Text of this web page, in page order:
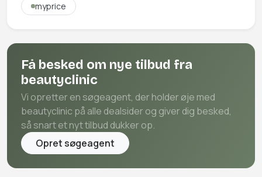
myprice
Få besked om nye tilbud fra
beautyclinic
Vi opretter en søgeagent, der holder øje med
beautyclinic på alle dealsider og giver dig besked,
så snart et nyt tilbud dukker op.
Opret søgeagent